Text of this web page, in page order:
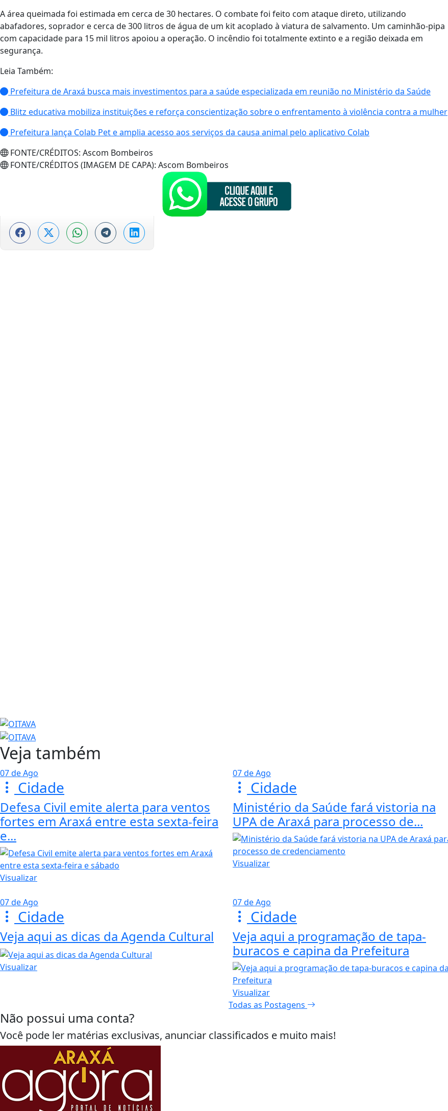
A área queimada foi estimada em cerca de 30 hectares. O combate foi feito com ataque direto, utilizando
abafadores, soprador e cerca de 300 litros de água de um kit acoplado à viatura de salvamento. Um caminhão-pipa
com capacidade para 15 mil litros apoiou a operação. O incêndio foi totalmente extinto e a região deixada em
segurança.
Leia Também:
Prefeitura de Araxá busca mais investimentos para a saúde especializada em reunião no Ministério da Saúde
Blitz educativa mobiliza instituições e reforça conscientização sobre o enfrentamento à violência contra a mulher
Prefeitura lança Colab Pet e amplia acesso aos serviços da causa animal pelo aplicativo Colab
FONTE/CRÉDITOS: Ascom Bombeiros
FONTE/CRÉDITOS (IMAGEM DE CAPA): Ascom Bombeiros
Veja também
07 de Ago
Cidade
Defesa Civil emite alerta para ventos
fortes em Araxá entre esta sexta-feira
e...
Visualizar
07 de Ago
Cidade
Ministério da Saúde fará vistoria na
UPA de Araxá para processo de...
Visualizar
07 de Ago
Cidade
Veja aqui as dicas da Agenda Cultural
Visualizar
07 de Ago
Cidade
Veja aqui a programação de tapa-
buracos e capina da Prefeitura
Visualizar
Todas as Postagens
Não possui uma conta?
Você pode ler matérias exclusivas, anunciar classificados e muito mais!